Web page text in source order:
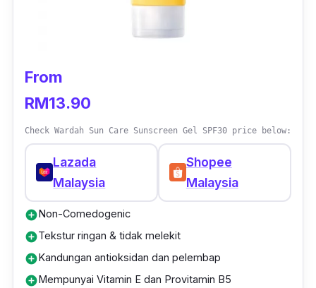
From
RM13.90
Check Wardah Sun Care Sunscreen Gel SPF30 price below:
Lazada
Malaysia
Shopee
Malaysia
add_circleNon-Comedogenic
add_circleTekstur ringan & tidak melekit
add_circleKandungan antioksidan dan pelembap
add_circleMempunyai Vitamin E dan Provitamin B5